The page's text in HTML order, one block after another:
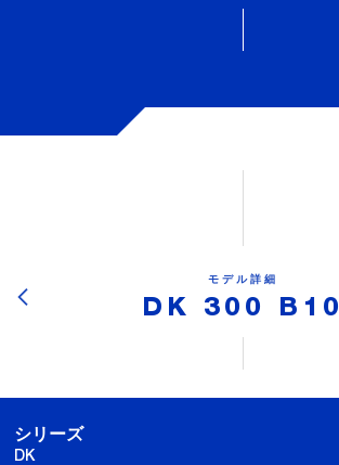
モデル詳細
DK 300 B10
シリーズ
DK